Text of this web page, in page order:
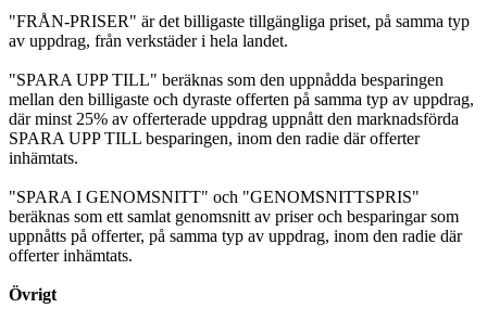
"FRÅN-PRISER" är det billigaste tillgängliga priset, på samma typ
av uppdrag, från verkstäder i hela landet.
"SPARA UPP TILL" beräknas som den uppnådda besparingen
mellan den billigaste och dyraste offerten på samma typ av uppdrag,
där minst 25% av offerterade uppdrag uppnått den marknadsförda
SPARA UPP TILL besparingen, inom den radie där offerter
inhämtats.
"SPARA I GENOMSNITT" och "GENOMSNITTSPRIS"
beräknas som ett samlat genomsnitt av priser och besparingar som
uppnåtts på offerter, på samma typ av uppdrag, inom den radie där
offerter inhämtats.
Övrigt